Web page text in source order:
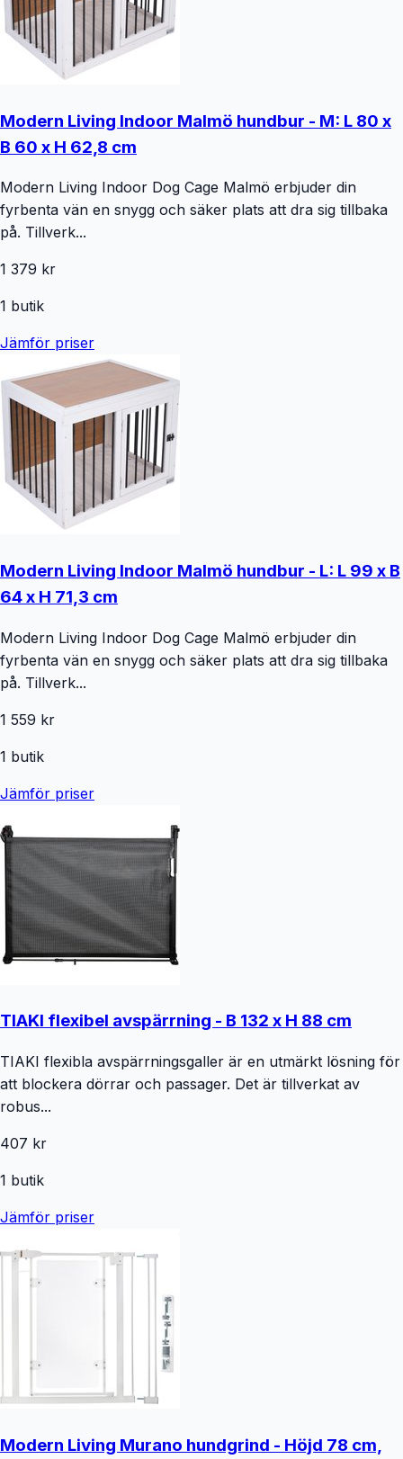
Modern Living Indoor Malmö hundbur - M: L 80 x
B 60 x H 62,8 cm
Modern Living Indoor Dog Cage Malmö erbjuder din
fyrbenta vän en snygg och säker plats att dra sig tillbaka
på. Tillverk...
1 379 kr
1 butik
Jämför priser
Modern Living Indoor Malmö hundbur - L: L 99 x B
64 x H 71,3 cm
Modern Living Indoor Dog Cage Malmö erbjuder din
fyrbenta vän en snygg och säker plats att dra sig tillbaka
på. Tillverk...
1 559 kr
1 butik
Jämför priser
TIAKI flexibel avspärrning - B 132 x H 88 cm
TIAKI flexibla avspärrningsgaller är en utmärkt lösning för
att blockera dörrar och passager. Det är tillverkat av
robus...
407 kr
1 butik
Jämför priser
Modern Living Murano hundgrind - Höjd 78 cm,